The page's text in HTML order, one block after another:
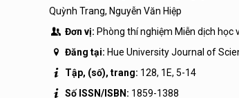
Quỳnh Trang, Nguyễn Văn Hiệp
Đơn vị: Phòng thí nghiệm Miễn dịch học
Đăng tại: Hue University Journal of
Tập, (số), trang: 128, 1E, 5-14
Số ISSN/ISBN: 1859-1388